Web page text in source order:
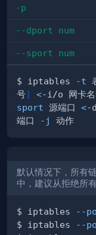
-p
--dport num
--sport num
$ iptables -t
号] <-i/o 网卡名
sport 源端口 <-
端口
-j
默认情况下，所有
中，建议从拒绝所
$ iptables --
$ iptables
--